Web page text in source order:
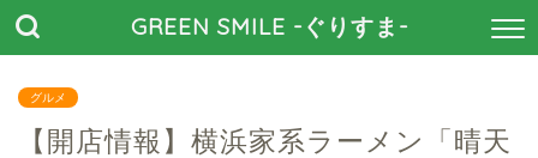
GREEN SMILE -ぐりすま-
グルメ
【開店情報】横浜家系ラーメン「晴天